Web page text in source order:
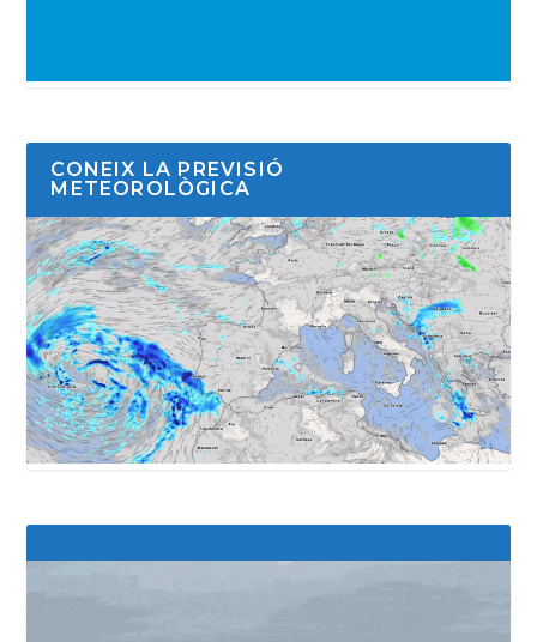
CONEIX LA PREVISIÓ
METEOROLÒGICA